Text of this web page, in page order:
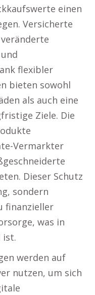
einen
Versicherte
flexibler
bieten sowohl
als auch eine
Ziele. Die
Vermarkter
Dieser Schutz
sondern
finanzieller
was in
ist.
werden auf
nutzen, um sich